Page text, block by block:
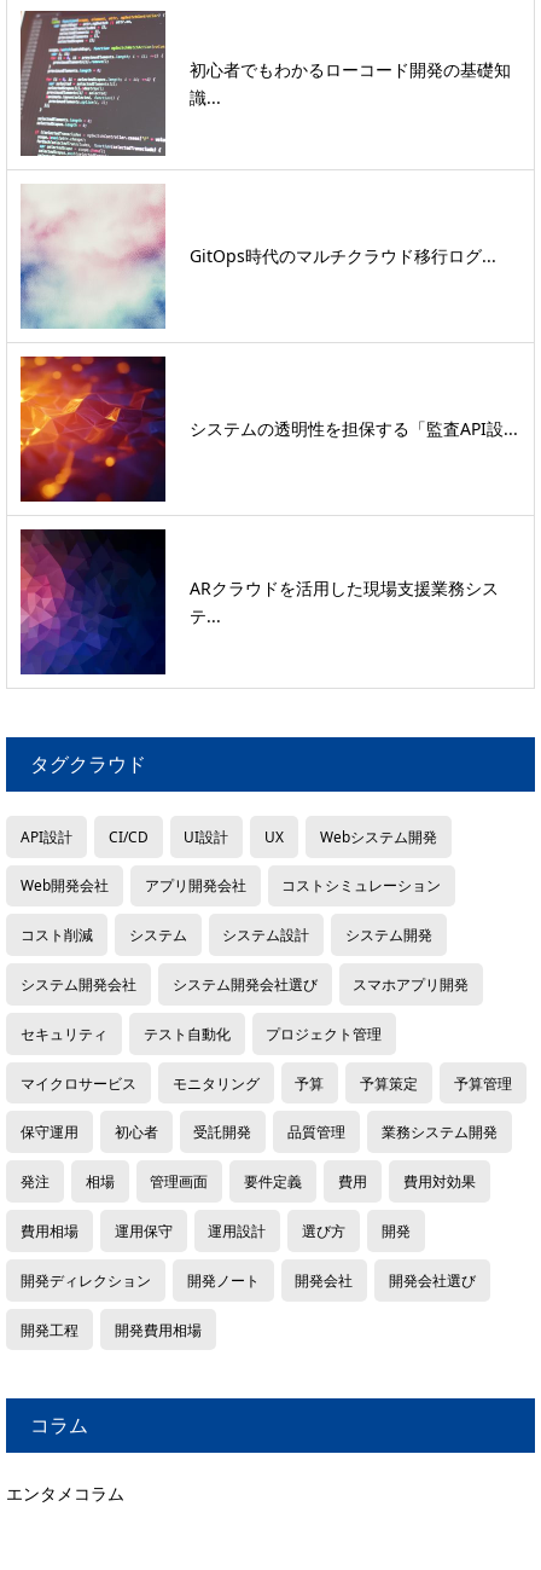
初心者でもわかるローコード開発の基礎知
識...
GitOps時代のマルチクラウド移行ログ...
システムの透明性を担保する「監査API設...
ARクラウドを活用した現場支援業務シス
テ...
タグクラウド
API設計 CI/CD UI設計 UX Webシステム開発
Web開発会社 アプリ開発会社 コストシミュレーション
コスト削減 システム システム設計 システム開発
システム開発会社 システム開発会社選び スマホアプリ開発
セキュリティ テスト自動化 プロジェクト管理
マイクロサービス モニタリング 予算 予算策定 予算管理
保守運用 初心者 受託開発 品質管理 業務システム開発
発注 相場 管理画面 要件定義 費用 費用対効果
費用相場 運用保守 運用設計 選び方 開発
開発ディレクション 開発ノート 開発会社 開発会社選び
開発工程 開発費用相場
コラム
エンタメコラム